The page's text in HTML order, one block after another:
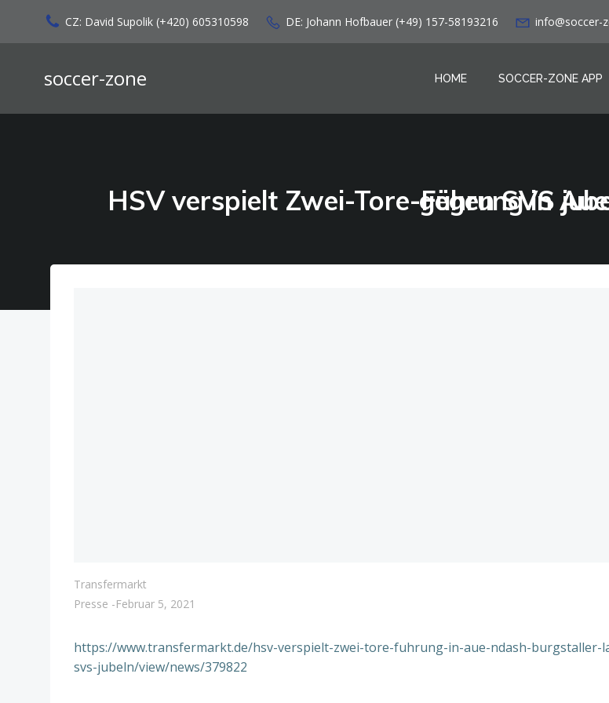
springen
CZ: David Supolik (+420) 605310598 DE: Johann Hofbauer (+49) 157-58193216 info@soccer-
soccer-zone HOME SOCCER-ZONE APP
HSV verspielt Zwei-Tore-Führung in Aue – Burgstaller lässt St. Pauli
Transfermarkt
Presse -Februar 5, 2021
https://www.transfermarkt.de/hsv-verspielt-zwei-tore-fuhrung-in-aue-ndash-burgstaller-
svs-jubeln/view/news/379822